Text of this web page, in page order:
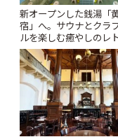
新オープンした銭湯「
宿」へ。サウナとクラ
ルを楽しむ癒やしのレ
| ことりっぷ